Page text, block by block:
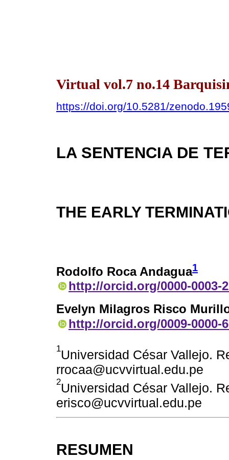
Virtual vol.7 no.14
https://doi.org/10.5281/
LA SENTENCIA DE
THE EARLY
Rodolfo Roca Andagua1
http://orcid.org/0000-0003-
Evelyn Milagros Risco
http://orcid.org/0009-0000-
1Universidad César Vallejo.
rrocaa@ucvvirtual.edu.pe
2Universidad César Vallejo.
erisco@ucvvirtual.edu.pe
RESUMEN